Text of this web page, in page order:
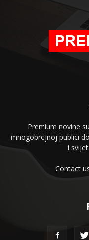
Premium novine
mnogobrojnoj publici
i
Contact